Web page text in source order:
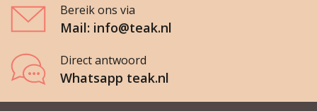
Teak onderhoudsproducten
Contact
Bereik ons via
Mail: info@teak.nl
Direct antwoord
Whatsapp teak.nl